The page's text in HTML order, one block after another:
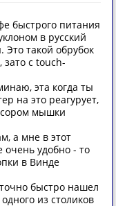
быстрого питания
в русский
Это такой обрубок
с touch-
эта когда ты
на это реагурует,
мышки
а мне в этот
очень удобно - то
в Винде
быстро нашел
из столиков